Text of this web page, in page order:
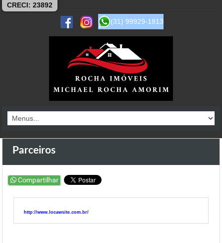
CRECI: 23892
(31) 99929-1813
Parceiros
http://www.locawsite.com.br/